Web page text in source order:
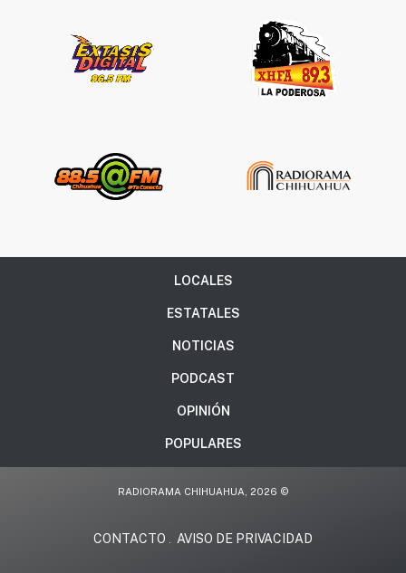
LOCALES
ESTATALES
NOTICIAS
PODCAST
OPINIÓN
POPULARES
RADIORAMA CHIHUAHUA, 2026 ©
CONTACTO AVISO DE PRIVACIDAD